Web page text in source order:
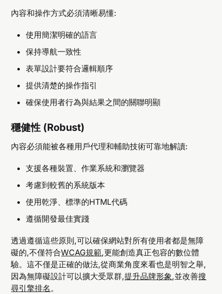
內容和操作方式必須清晰易懂:
使用簡潔明確的語言
保持導航一致性
表單設計要符合邏輯順序
提供清楚的操作指引
確保使用者行為與結果之間的關聯明顯
穩健性 (Robust)
內容必須能被各種用戶代理和輔助技術可靠地解讀:
支援各種裝置、作業系統和瀏覽器
考慮到較舊的系統版本
使用乾淨、標準的HTML代碼
遵循開發最佳實踐
透過遵循這些原則,可以確保網站對所有使用者都是無障
礙的,不僅符合WCAG規範,更能創造真正包容的數位體
驗。這不僅是正確的做法,從商業角度來看也是明智之舉,
因為無障礙設計可以擴大受眾群,提升品牌形象,並改善搜
尋引擎排名。